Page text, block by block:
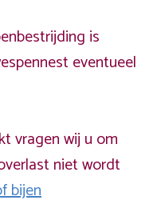
is
eventueel
vragen wij u om
niet wordt
bijen